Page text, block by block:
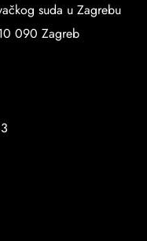
suda u Zagrebu
090 Zagreb